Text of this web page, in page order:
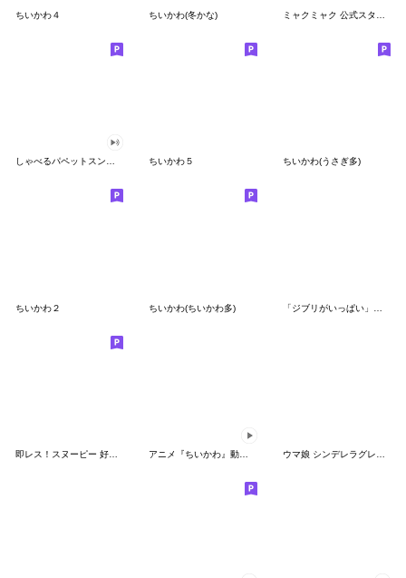
ちいかわ４ ちいかわ(冬かな)
しゃべるパペットスンスン（GOOD） ちいかわ５ ちいかわ(うさぎ多)
ちいかわ２ ちいかわ(ちいかわ多)